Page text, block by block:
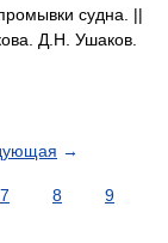
судна. ||
Д.Н. Ушаков.
→
7 8
9